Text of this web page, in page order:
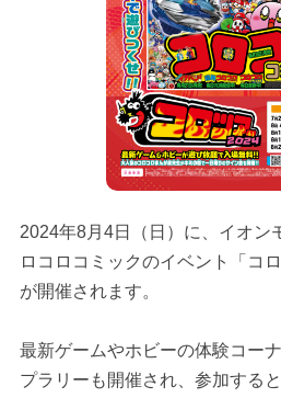
2024年8月4日（日）に、イオン
ロコロコミックのイベント「コ
が開催されます。
最新ゲームやホビーの体験コー
プラリーも開催され、参加する